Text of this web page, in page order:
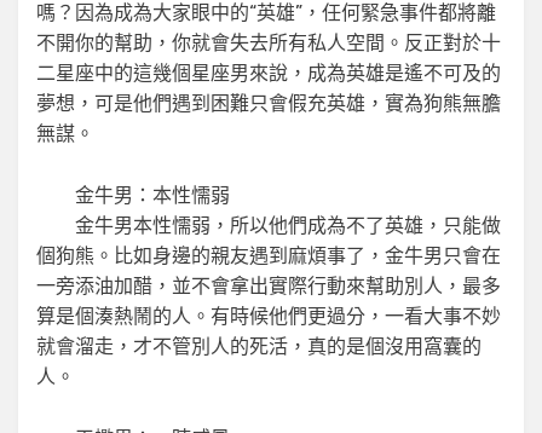
嗎？因為成為大家眼中的“英雄”，任何緊急事件都將離
不開你的幫助，你就會失去所有私人空間。反正對於十
二星座中的這幾個星座男來說，成為英雄是遙不可及的
夢想，可是他們遇到困難只會假充英雄，實為狗熊無膽
無謀。
金牛男：本性懦弱
金牛男本性懦弱，所以他們成為不了英雄，只能做
個狗熊。比如身邊的親友遇到麻煩事了，金牛男只會在
一旁添油加醋，並不會拿出實際行動來幫助別人，最多
算是個湊熱鬧的人。有時候他們更過分，一看大事不妙
就會溜走，才不管別人的死活，真的是個沒用窩囊的
人。